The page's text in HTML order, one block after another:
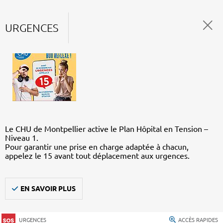
URGENCES
Le CHU de Montpellier active le Plan Hôpital en Tension –
Niveau 1.
Pour garantir une prise en charge adaptée à chacun,
appelez le 15 avant tout déplacement aux urgences.
EN SAVOIR PLUS
URGENCES ACCÈS RAPIDES